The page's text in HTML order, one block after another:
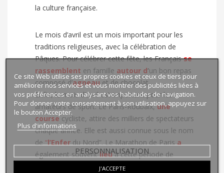
la culture française.
Le mois d’avril est un mois important pour les
traditions religieuses, avec la célébration de
Pâques. Pour célébrer cette fête, les Françaisse
rassemblent en famille autour d’un bon repas
composé d’agneauet de chocolat.
Enfin, le mois d’avril est important pour les
amateurs de sport. Le Paris-Roubaix,une
course cycliste, attire des milliers de spectateurs
chaque année. Elle est aussi connue sous le nom
de“l’Enferdu Nord”. Le Marathon de Parisa
également souventlieu à cette période de
l’année. Si vous visitez la France en avril, vous
Ce site Web utilise ses propres cookies et ceux de tiers pour
améliorer nos services et vous montrer des publicités liées à
vos préférences en analysant vos habitudes de navigation.
Pour donner votre consentement à son utilisation, appuyez sur
le bouton Accepter.
Plus d'informations
PERSONNALISATION
J'ACCEPTE